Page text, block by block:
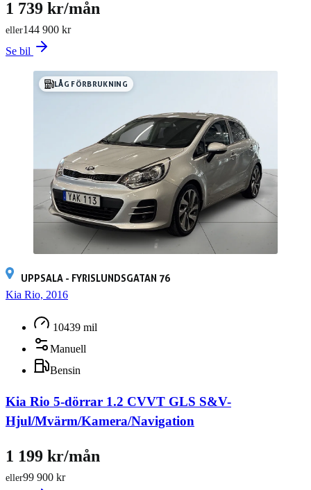
144 900 kr
eller
1 739 kr/mån
Se bil
LÅG FÖRBRUKNING
UPPSALA - FYRISLUNDSGATAN 76
Kia Rio, 2016
10439 mil
Manuell
Bensin
Kia Rio 5-dörrar 1.2 CVVT GLS S&V-
Hjul/Mvärm/Kamera/Navigation
99 900 kr
eller
1 199 kr/mån